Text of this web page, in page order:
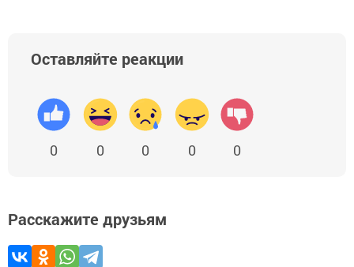
Оставляйте реакции
0 0 0 0 0
Расскажите друзьям